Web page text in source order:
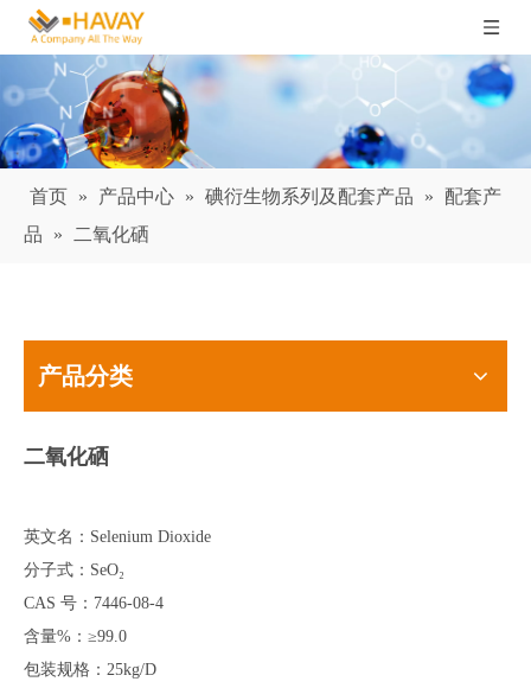
首页 » 产品中心 » 碘衍生物系列及配套产品 »
配套产
品
» 二氧化硒
产品分类
二氧化硒
英文名：Selenium Dioxide
分子式：SeO₂
CAS 号：7446-08-4
含量%：≥99.0
包装规格：25kg/D